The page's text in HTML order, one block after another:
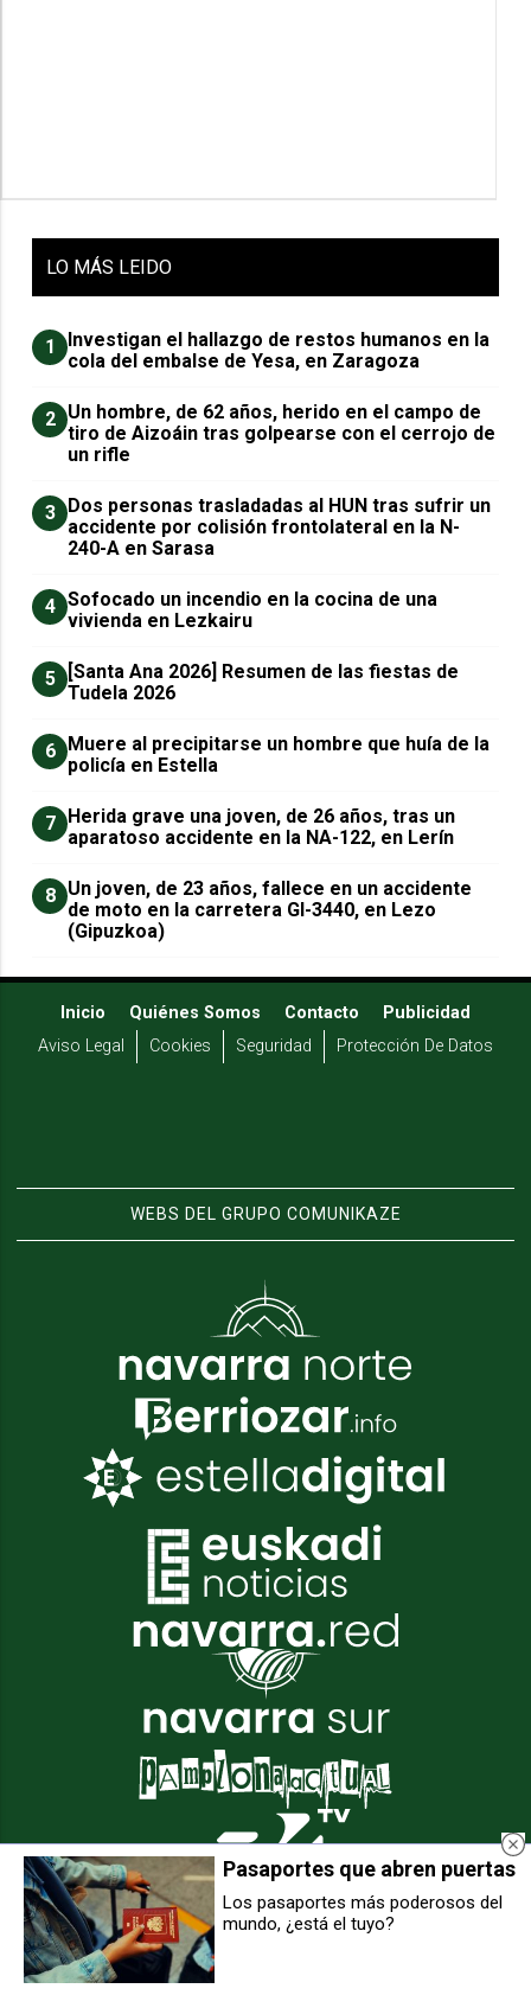
LO MÁS LEIDO
1
Investigan el hallazgo de restos humanos en la
cola del embalse de Yesa, en Zaragoza
2 Un hombre, de 62 años, herido en el campo de
tiro de Aizoáin tras golpearse con el cerrojo de
un rifle
3 ​Dos personas trasladadas al HUN tras sufrir un
accidente por colisión frontolateral en la N-
240-A en Sarasa
4 Sofocado un incendio en la cocina de una
vivienda en Lezkairu
5
[Santa Ana 2026] Resumen de las fiestas de
Tudela 2026
6 Muere al precipitarse un hombre que huía de la
policía en Estella
7 Herida grave una joven, de 26 años, tras un
aparatoso accidente en la NA-122, en Lerín
8 Un joven, de 23 años, fallece en un accidente
de moto en la carretera GI-3440, en Lezo
(Gipuzkoa)
Inicio Quiénes Somos Contacto
Publicidad
Aviso Legal
Cookies Seguridad Protección De Datos
WEBS DEL GRUPO COMUNIKAZE
Baluarte acoge el sábado un
festival de danza ucraniana con
subasta de un piano pintado por
niños refugiados
Navarra refuerza su Asesoría
Pasaportes que abren puertas
Los pasaportes más poderosos del
mundo, ¿está el tuyo?